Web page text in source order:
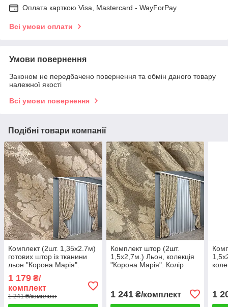
Оплата карткою Visa, Mastercard - WayForPay
Всі умови оплати
Умови повернення
Законом не передбачено повернення та обмін даного товару
належної якості
Всі умови повернення
Подібні товари компанії
Комплект (2шт. 1,35х2.7м)
готових штор із тканини
льон "Корона Марія".
Код 1269ш 39-956
1 179 ₴/
комплект
1 241 ₴/комплект
Комплект штор (2шт.
1,5х2,7м.) Льон, колекція
"Корона Марія". Колір
1 241₴/комплект 1